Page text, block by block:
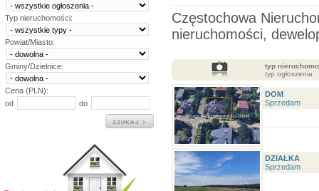
Typ nieruchomości:
Powiat/Miasto:
Gminy/Dzielnice:
Cena (PLN):
od
do
Częstochowa
nieruchomości,
typ
typ ogłoszenia
DOM
Sprzedam
DZIAŁKA
Sprzedam